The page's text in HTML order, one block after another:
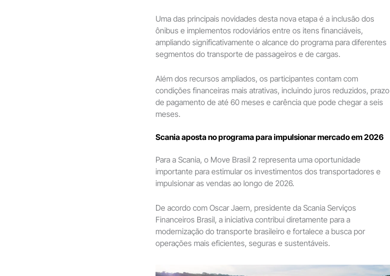
Uma das principais novidades desta nova etapa é a inclusão dos
ônibus e implementos rodoviários entre os itens financiáveis,
ampliando significativamente o alcance do programa para diferentes
segmentos do transporte de passageiros e de cargas.
Além dos recursos ampliados, os participantes contam com
condições financeiras mais atrativas, incluindo juros reduzidos, prazo
de pagamento de até 60 meses e carência que pode chegar a seis
meses.
Scania aposta no programa para impulsionar mercado em 2026
Para a Scania, o Move Brasil 2 representa uma oportunidade
importante para estimular os investimentos dos transportadores e
impulsionar as vendas ao longo de 2026.
De acordo com Oscar Jaern, presidente da Scania Serviços
Financeiros Brasil, a iniciativa contribui diretamente para a
modernização do transporte brasileiro e fortalece a busca por
operações mais eficientes, seguras e sustentáveis.